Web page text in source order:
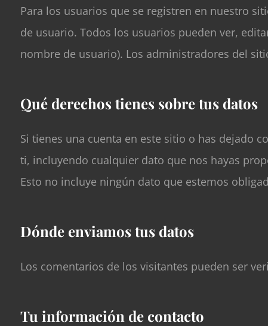
Para los usuarios que se registren en nuestro
de usuario. Todos los usuarios pueden ver,
nombre de usuario). Los administradores del
Qué derechos tienes sobre tus datos
Si tienes una cuenta en este sitio o has dejado
ti, incluyendo cualquier dato que nos hayas
Esto no incluye ningún dato que estemos
Dónde enviamos tus datos
Los comentarios de los visitantes pueden ser
Tu información de contacto